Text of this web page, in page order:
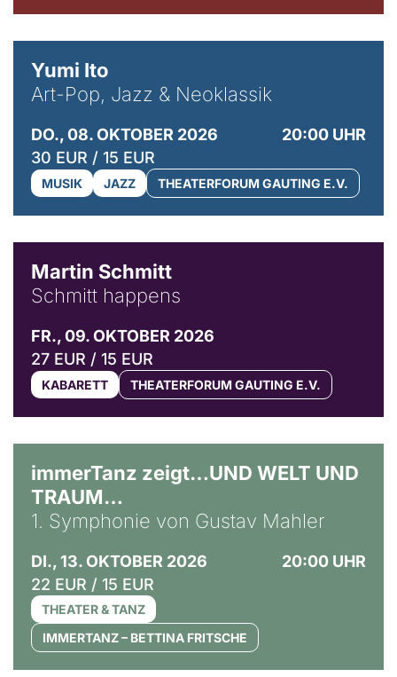
Yumi Ito
Art-Pop, Jazz & Neoklassik
DO., 08. OKTOBER 2026
20:00 UHR
30 EUR / 15 EUR
MUSIK JAZZ THEATERFORUM GAUTING E.V.
Martin Schmitt
Schmitt happens
FR., 09. OKTOBER 2026
27 EUR / 15 EUR
KABARETT THEATERFORUM GAUTING E.V.
immerTanz zeigt…UND WELT UND
TRAUM…
1. Symphonie von Gustav Mahler
DI., 13. OKTOBER 2026
20:00 UHR
22 EUR / 15 EUR
THEATER & TANZ
IMMERTANZ – BETTINA FRITSCHE